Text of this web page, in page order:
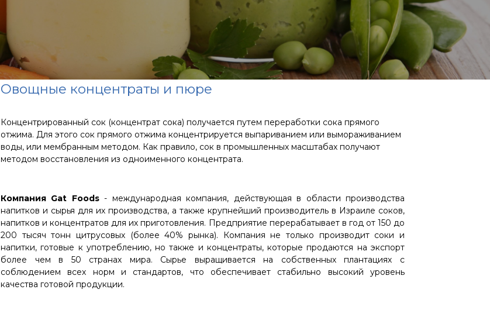
Овощные концентраты и пюре
Концентрированный сок (концентрат сока) получается путем переработки сока прямого
отжима. Для этого сок прямого отжима концентрируется выпариванием или вымораживанием
воды, или мембранным методом. Как правило, сок в промышленных масштабах получают
методом восстановления из одноименного концентрата.
Компания Gat Foods- международная компания, действующая в области производства
напитков и сырья для их производства, а также крупнейший производитель в Израиле соков,
напитков и концентратов для их приготовления. Предприятие перерабатывает в год от 150 до
200 тысяч тонн цитрусовых (более 40% рынка). Компания не только производит соки и
напитки, готовые к употреблению, но также и концентраты, которые продаются на экспорт
более чем в 50 странах мира. Сырье выращивается на собственных плантациях с
соблюдением всех норм и стандартов, что обеспечивает стабильно высокий уровень
качества готовой продукции.